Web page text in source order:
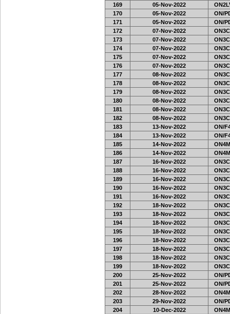
169 05-Nov-2022
170
05-Nov-2022
ON/
171
05-Nov-2022
ON/
172
07-Nov-2022
173
07-Nov-2022
174
07-Nov-2022
175
07-Nov-2022
176
07-Nov-2022
177
08-Nov-2022
178
08-Nov-2022
179
08-Nov-2022
180
08-Nov-2022
181
08-Nov-2022
182
08-Nov-2022
183
13-Nov-2022
ON/
184
13-Nov-2022
ON/
185
14-Nov-2022
186
14-Nov-2022
187
16-Nov-2022
188
16-Nov-2022
189
16-Nov-2022
190
16-Nov-2022
191
16-Nov-2022
192
18-Nov-2022
193
18-Nov-2022
194
18-Nov-2022
195
18-Nov-2022
196
18-Nov-2022
197
18-Nov-2022
198
18-Nov-2022
199
18-Nov-2022
200
25-Nov-2022
ON/
201
25-Nov-2022
ON/
202
28-Nov-2022
203
29-Nov-2022
ON/
204
10-Dec-2022